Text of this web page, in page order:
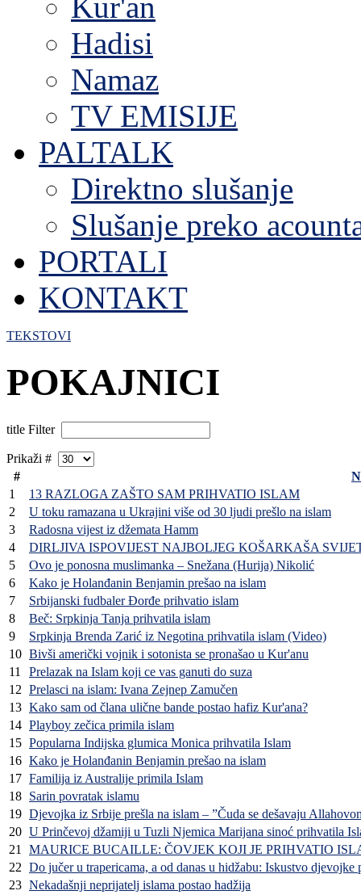
Hadisi
Namaz
TV EMISIJE
PALTALK
Direktno slušanje
Slušanje preko
PORTALI
KONTAKT
TEKSTOVI
POKAJNICI
title Filter
Prikaži #
#
1
13 RAZLOGA ZAŠTO SAM PRIHVATIO ISLAM
2
U toku ramazana u Ukrajini više od 30 ljudi prešlo na islam
3
Radosna vijest iz džemata Hamm
4
DIRLJIVA ISPOVIJEST NAJBOLJEG KOŠARKAŠA
5
Ovo je ponosna muslimanka – Snežana (Hurija) Nikolić
6
Kako je Holanđanin Benjamin prešao na islam
7
Srbijanski fudbaler Đorđe prihvatio islam
8
Beč: Srpkinja Tanja prihvatila islam
9
Srpkinja Brenda Zarić iz Negotina prihvatila islam (Video)
10 Bivši američki vojnik i sotonista se pronašao u Kur'anu
11
Prelazak na Islam koji ce vas ganuti do suza
12 Prelasci na islam: Ivana Zejnep Zamučen
13 Kako sam od člana ulične bande postao hafiz Kur'ana?
14 Playboy zečica primila islam
15 Popularna Indijska glumica Monica prihvatila Islam
16 Kako je Holanđanin Benjamin prešao na islam
17 Familija iz Australije primila Islam
18 Sarin povratak islamu
19 Djevojka iz Srbije prešla na islam – ”Čuda se dešavaju
20 U Prinčevoj džamiji u Tuzli Njemica Marijana sinoć prihvatila
21
MAURICE BUCAILLE: ČOVJEK KOJI JE PRIHVATIO
22 Do jučer u trapericama, a od danas u hidžabu: Iskustvo djevojke
23 Nekadašnji neprijatelj islama postao hadžija